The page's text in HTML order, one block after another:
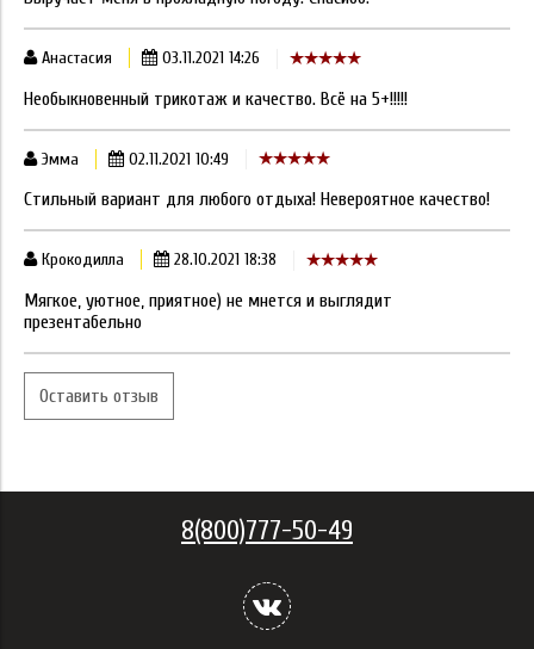
Анастасия 03.11.2021 14:26
Необыкновенный трикотаж и качество. Всё на 5+!!!!!
Эмма 02.11.2021 10:49
Стильный вариант для любого отдыха! Невероятное качество!
Крокодилла 28.10.2021 18:38
Мягкое, уютное, приятное) не мнется и выглядит
презентабельно
Оставить отзыв
8(800)777-50-49